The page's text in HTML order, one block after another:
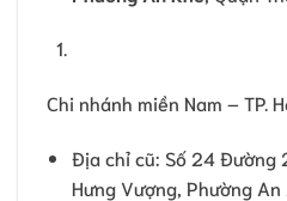
Chi nhánh miền Nam – TP.
Địa chỉ cũ: Số 24 Đường
Hưng Vượng, Phường An